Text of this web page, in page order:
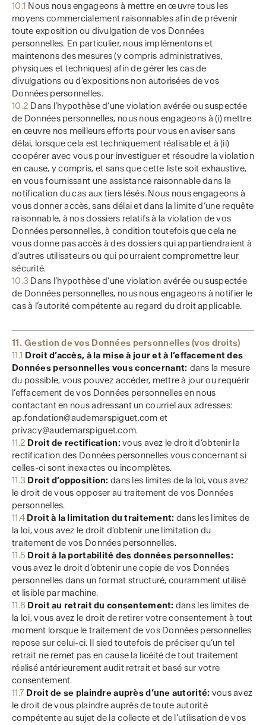
10.1 Nous nous engageons à mettre en œuvre tous les
moyens commercialement raisonnables afin de prévenir
toute exposition ou divulgation de vos Données
personnelles. En particulier, nous implémentons et
maintenons des mesures (y compris administratives,
physiques et techniques) afin de gérer les cas de
divulgations ou d’expositions non autorisées de vos
Données personnelles.
10.2 Dans l’hypothèse d’une violation avérée ou suspectée
de Données personnelles, nous nous engageons à (i) mettre
en œuvre nos meilleurs efforts pour vous en aviser sans
délai, lorsque cela est techniquement réalisable et à (ii)
coopérer avec vous pour investiguer et résoudre la violation
en cause, y compris, et sans que cette liste soit exhaustive,
en vous fournissant une assistance raisonnable dans la
notification du cas aux tiers lésés. Nous nous engageons à
vous donner accès, sans délai et dans la limite d’une requête
raisonnable, à nos dossiers relatifs à la violation de vos
Données personnelles, à condition toutefois que cela ne
vous donne pas accès à des dossiers qui appartiendraient à
d’autres utilisateurs ou qui pourraient compromettre leur
sécurité.
10.3 Dans l’hypothèse d’une violation avérée ou suspectée
de Données personnelles, nous nous engageons à notifier le
cas à l’autorité compétente au regard du droit applicable.
11. Gestion de vos Données personnelles (vos droits)
11.1 Droit d’accès, à la mise à jour et à l’effacement des
Données personnelles vous concernant: dans la mesure
du possible, vous pouvez accéder, mettre à jour ou requérir
l’effacement de vos Données personnelles en nous
contactant en nous adressant un courriel aux adresses:
ap.fondation@audemarspiguet.com et
privacy@audemarspiguet.com.
11.2 Droit de rectification: vous avez le droit d’obtenir la
rectification des Données personnelles vous concernant si
celles-ci sont inexactes ou incomplètes.
11.3 Droit d’opposition: dans les limites de la loi, vous avez
le droit de vous opposer au traitement de vos Données
personnelles.
11.4 Droit à la limitation du traitement: dans les limites de
la loi, vous avez le droit d’obtenir une limitation du
traitement de vos Données personnelles.
11.5 Droit à la portabilité des données personnelles:
vous avez le droit d’obtenir une copie de vos Données
personnelles dans un format structuré, couramment utilisé
et lisible par machine.
11.6 Droit au retrait du consentement: dans les limites de
la loi, vous avez le droit de retirer votre consentement à tout
moment lorsque le traitement de vos Données personnelles
repose sur celui-ci. Il sied toutefois de préciser qu’un tel
retrait ne remet pas en cause la licéité de tout traitement
réalisé antérieurement audit retrait et basé sur votre
consentement.
11.7 Droit de se plaindre auprès d’une autorité: vous avez
le droit de vous plaindre auprès de toute autorité
compétente au sujet de la collecte et de l’utilisation de vos